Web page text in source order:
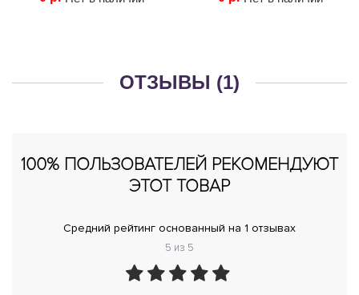
ОТЗЫВЫ (1)
100% ПОЛЬЗОВАТЕЛЕЙ РЕКОМЕНДУЮТ
ЭТОТ ТОВАР
Средний рейтинг основанный на 1 отзывах
5 из 5